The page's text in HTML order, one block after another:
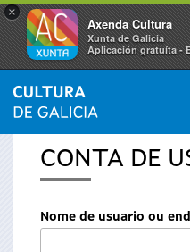
×
Axenda Cultura
Xunta de Galicia
Aplicación gratuíta -
Vostede
está
aquí
INICIO
CONTA DE
Nome de usuario ou